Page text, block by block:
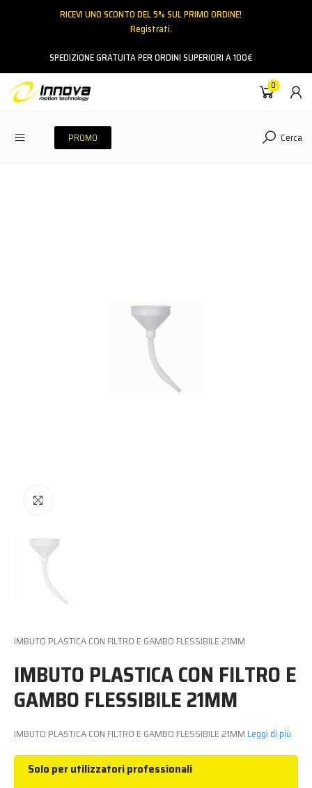
RICEVI UNO SCONTO DEL 5% SUL PRIMO ORDINE!
Registrati.
SPEDIZIONE GRATUITA PER ORDINI SUPERIORI A 100€
0
PROMO Cerca
IMBUTO PLASTICA CON FILTRO E GAMBO FLESSIBILE 21MM
IMBUTO PLASTICA CON FILTRO E
GAMBO FLESSIBILE 21MM
IMBUTO PLASTICA CON FILTRO E GAMBO FLESSIBILE 21MMLeggi di più
Solo per utilizzatori professionali